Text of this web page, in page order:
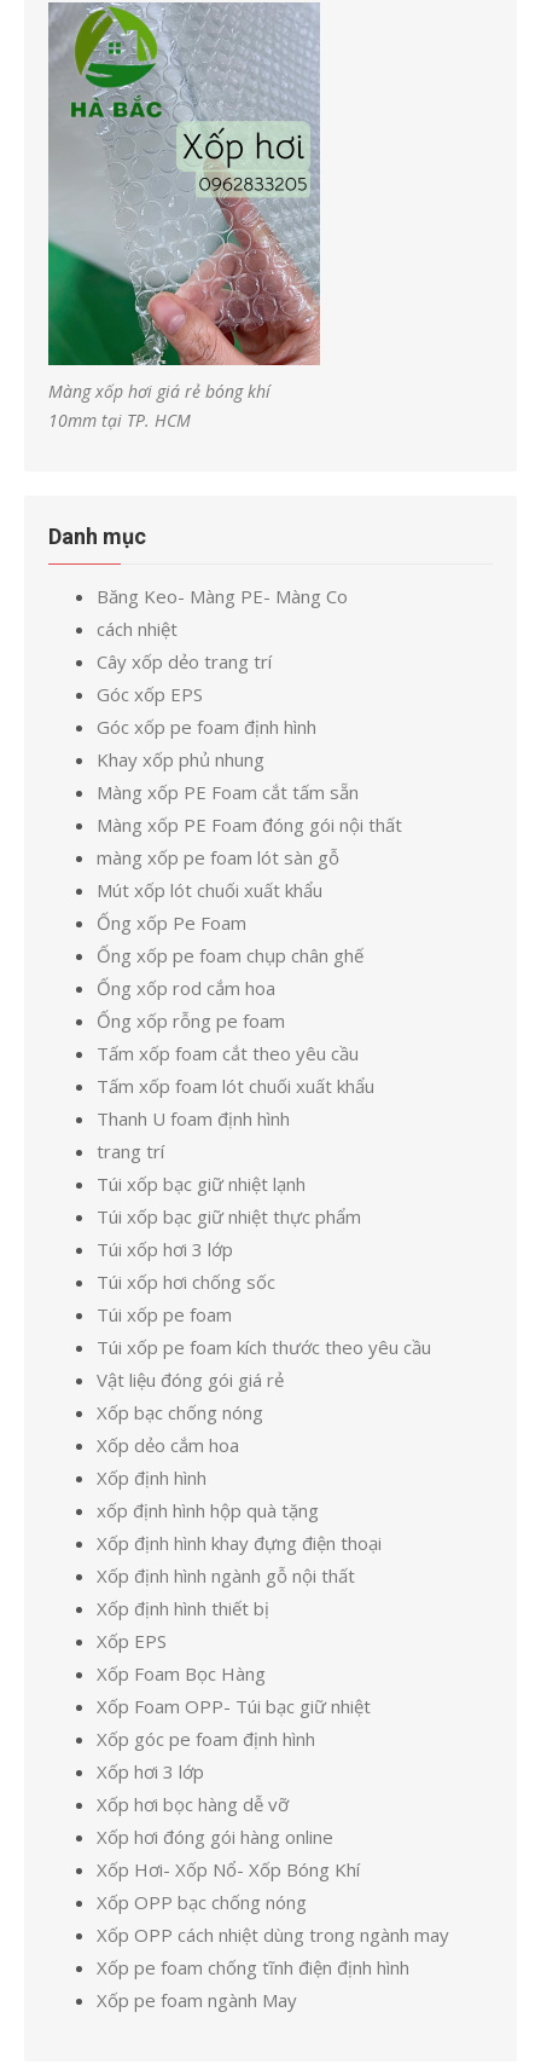
Màng xốp hơi giá rẻ bóng khí
10mm tại TP. HCM
Danh mục
Băng Keo- Màng PE- Màng Co
cách nhiệt
Cây xốp dẻo trang trí
Góc xốp EPS
Góc xốp pe foam định hình
Khay xốp phủ nhung
Màng xốp PE Foam cắt tấm sẵn
Màng xốp PE Foam đóng gói nội thất
màng xốp pe foam lót sàn gỗ
Mút xốp lót chuối xuất khẩu
Ống xốp Pe Foam
Ống xốp pe foam chụp chân ghế
Ống xốp rod cắm hoa
Ống xốp rỗng pe foam
Tấm xốp foam cắt theo yêu cầu
Tấm xốp foam lót chuối xuất khẩu
Thanh U foam định hình
trang trí
Túi xốp bạc giữ nhiệt lạnh
Túi xốp bạc giữ nhiệt thực phẩm
Túi xốp hơi 3 lớp
Túi xốp hơi chống sốc
Túi xốp pe foam
Túi xốp pe foam kích thước theo yêu cầu
Vật liệu đóng gói giá rẻ
Xốp bạc chống nóng
Xốp dẻo cắm hoa
Xốp định hình
xốp định hình hộp quà tặng
Xốp định hình khay đựng điện thoại
Xốp định hình ngành gỗ nội thất
Xốp định hình thiết bị
Xốp EPS
Xốp Foam Bọc Hàng
Xốp Foam OPP- Túi bạc giữ nhiệt
Xốp góc pe foam định hình
Xốp hơi 3 lớp
Xốp hơi bọc hàng dễ vỡ
Xốp hơi đóng gói hàng online
Xốp Hơi- Xốp Nổ- Xốp Bóng Khí
Xốp OPP bạc chống nóng
Xốp OPP cách nhiệt dùng trong ngành may
Xốp pe foam chống tĩnh điện định hình
Xốp pe foam ngành May